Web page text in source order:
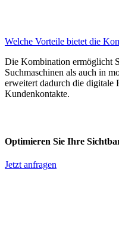
Welche Vorteile bietet die
Die Kombination ermöglicht
Suchmaschinen als auch in
erweitert dadurch die digitale
Kundenkontakte.
Optimieren Sie Ihre
Jetzt anfragen